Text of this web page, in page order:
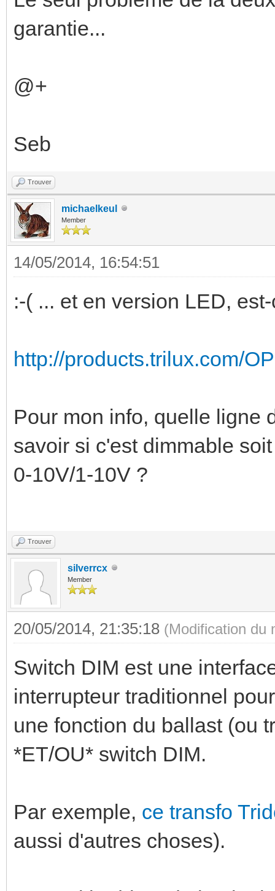
garantie...
@+
Seb
Trouver
michaelkeul
Member
14/05/2014, 16:54:51
:-( ... et en version LED,
http://products.trilux.com/
Pour mon info, quelle ligne
savoir si c'est dimmable
0-10V/1-10V ?
Trouver
silverrcx
Member
20/05/2014, 21:35:18 (Modification du
Switch DIM est une
interrupteur traditionnel
une fonction du ballast (ou
*ET/OU* switch DIM.
Par exemple, ce transfo
aussi d'autres choses).